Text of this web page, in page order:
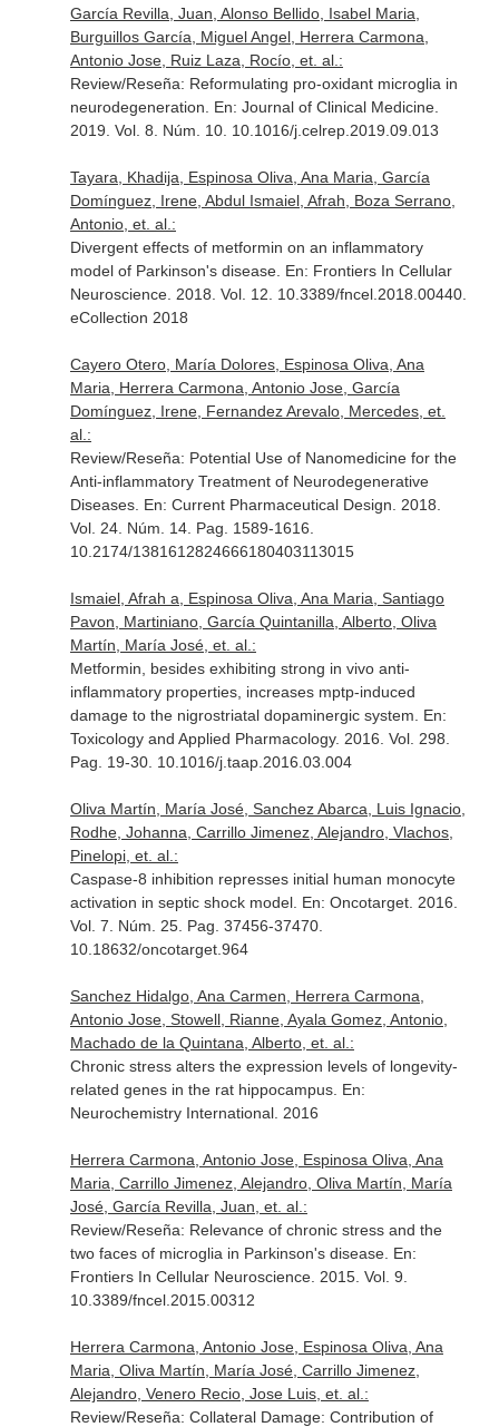
García Revilla, Juan, Alonso Bellido, Isabel Maria,
Burguillos García, Miguel Angel, Herrera Carmona,
Antonio Jose, Ruiz Laza, Rocío, et. al.:
Review/Reseña: Reformulating pro-oxidant microglia in
neurodegeneration. En: Journal of Clinical Medicine.
2019. Vol. 8. Núm. 10. 10.1016/j.celrep.2019.09.013
Tayara, Khadija, Espinosa Oliva, Ana Maria, García
Domínguez, Irene, Abdul Ismaiel, Afrah, Boza Serrano,
Antonio, et. al.:
Divergent effects of metformin on an inflammatory
model of Parkinson's disease. En: Frontiers In Cellular
Neuroscience. 2018. Vol. 12. 10.3389/fncel.2018.00440.
eCollection 2018
Cayero Otero, María Dolores, Espinosa Oliva, Ana
Maria, Herrera Carmona, Antonio Jose, García
Domínguez, Irene, Fernandez Arevalo, Mercedes, et.
al.:
Review/Reseña: Potential Use of Nanomedicine for the
Anti-inflammatory Treatment of Neurodegenerative
Diseases. En: Current Pharmaceutical Design . 2018.
Vol. 24. Núm. 14. Pag. 1589-1616.
10.2174/1381612824666180403113015
Ismaiel, Afrah a, Espinosa Oliva, Ana Maria, Santiago
Pavon, Martiniano, García Quintanilla, Alberto, Oliva
Martín, María José, et. al.:
Metformin, besides exhibiting strong in vivo anti-
inflammatory properties, increases mptp-induced
damage to the nigrostriatal dopaminergic system. En:
Toxicology and Applied Pharmacology. 2016. Vol. 298.
Pag. 19-30. 10.1016/j.taap.2016.03.004
Oliva Martín, María José, Sanchez Abarca, Luis Ignacio,
Rodhe, Johanna, Carrillo Jimenez, Alejandro, Vlachos,
Pinelopi, et. al.:
Caspase-8 inhibition represses initial human monocyte
activation in septic shock model. En: Oncotarget. 2016.
Vol. 7. Núm. 25. Pag. 37456-37470.
10.18632/oncotarget.964
Sanchez Hidalgo, Ana Carmen, Herrera Carmona,
Antonio Jose, Stowell, Rianne, Ayala Gomez, Antonio,
Machado de la Quintana, Alberto, et. al.:
Chronic stress alters the expression levels of longevity-
related genes in the rat hippocampus. En:
Neurochemistry International. 2016
Herrera Carmona, Antonio Jose, Espinosa Oliva, Ana
Maria, Carrillo Jimenez, Alejandro, Oliva Martín, María
José, García Revilla, Juan, et. al.:
Review/Reseña: Relevance of chronic stress and the
two faces of microglia in Parkinson's disease. En:
Frontiers In Cellular Neuroscience. 2015. Vol. 9.
10.3389/fncel.2015.00312
Herrera Carmona, Antonio Jose, Espinosa Oliva, Ana
Maria, Oliva Martín, María José, Carrillo Jimenez,
Alejandro, Venero Recio, Jose Luis, et. al.:
Review/Reseña: Collateral Damage: Contribution of